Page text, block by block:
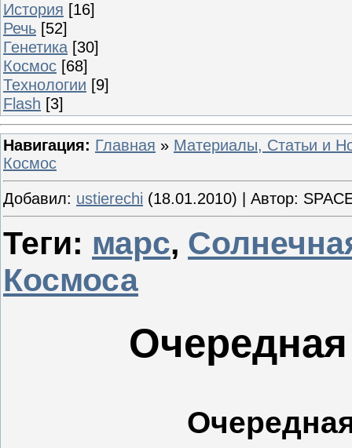
История [16]
Речь [52]
Генетика [30]
Космос [68]
Технологии [9]
Flash [3]
Навигация: Главная » Материалы, Статьи и
Космос
Добавил: ustierechi (18.01.2010) | Автор:
Теги: марс,
Космоса